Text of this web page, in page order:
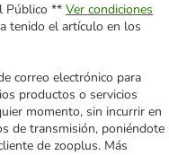
Público ** Ver condiciones
tenido el artículo en los
correo electrónico para
productos o servicios
momento, sin incurrir en
de transmisión, poniéndote
de zooplus. Más